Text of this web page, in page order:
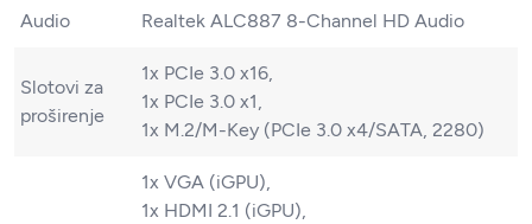
Audio Realtek ALC887 8-Channel HD Audio
Slotovi za
proširenje
1x PCIe 3.0 x16,
1x PCIe 3.0 x1,
1x M.2/​M-Key (PCIe 3.0 x4/​SATA, 2280)
1x VGA (iGPU),
1x HDMI 2.1 (iGPU),